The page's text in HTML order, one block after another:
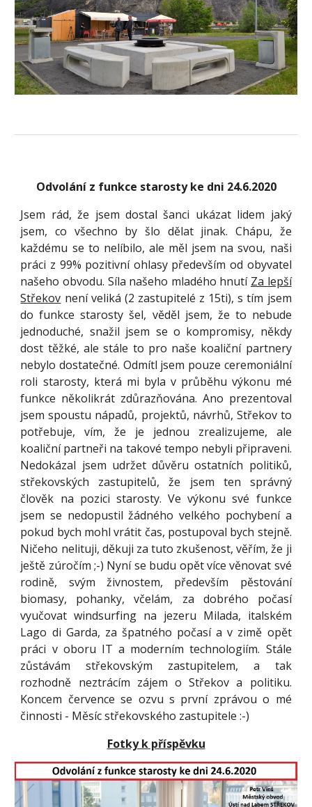
Odvolání z funkce starosty ke dni 24.6.2020
Jsem rád, že jsem dostal šanci ukázat lidem jaký
jsem, co všechno by šlo dělat jinak. Chápu, že
každému se to nelíbilo, ale měl jsem na svou, naši
práci z 99% pozitivní ohlasy především od obyvatel
našeho obvodu. Síla našeho mladého hnutí Za lepší
Střekov není veliká (2 zastupitelé z 15ti), s tím jsem
do funkce starosty šel, věděl jsem, že to nebude
jednoduché, snažil jsem se o kompromisy, někdy
dost těžké, ale stále to pro naše koaliční partnery
nebylo dostatečné. Odmítl jsem pouze ceremoniální
roli starosty, která mi byla v průběhu výkonu mé
funkce několikrát zdůrazňována. Ano prezentoval
jsem spoustu nápadů, projektů, návrhů, Střekov to
potřebuje, vím, že je jednou zrealizujeme, ale
koaliční partneři na takové tempo nebyli připraveni.
Nedokázal jsem udržet důvěru ostatních politiků,
střekovských zastupitelů, že jsem ten správný
člověk na pozici starosty. Ve výkonu své funkce
jsem se nedopustil žádného velkého pochybení a
pokud bych mohl vrátit čas, postupoval bych stejně.
Ničeho nelituji, děkuji za tuto zkušenost, věřím, že ji
ještě zúročím ;-) Nyní se budu opět více věnovat své
rodině, svým živnostem, především pěstování
biomasy, pohanky, včelám, za dobrého počasí
vyučovat windsurfing na jezeru Milada, italském
Lago di Garda, za špatného počasí a v zimě opět
práci v oboru IT a moderním technologiím. Stále
zůstávám střekovským zastupitelem, a tak
rozhodně neztrácím zájem o Střekov a politiku.
Koncem července se ozvu s první zprávou o mé
činnosti - Měsíc střekovského zastupitele :-)
Fotky k příspěvku